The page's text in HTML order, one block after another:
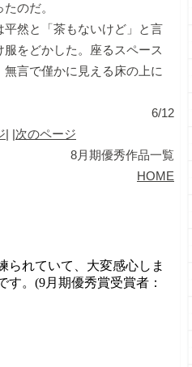
のだ。
然と「茶もないけど」と言
をどかした。座るスペース
言で僅かに見える床の上に
6/12
| |次のページ
8月期優秀作品一覧
HOME